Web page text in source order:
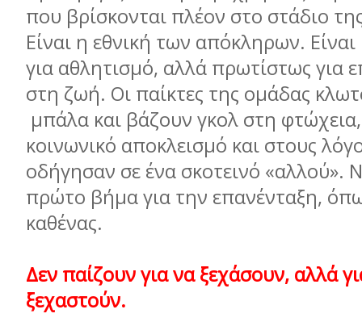
που βρίσκονται πλέον στο στάδιο
Είναι η εθνική των απόκληρων. Είναι
για αθλητισμό, αλλά πρωτίστως για
στη ζωή. Οι παίκτες της ομάδας
μπάλα και βάζουν γκολ στη
κοινωνικό αποκλεισμό και στους
οδήγησαν σε ένα σκοτεινό «αλλού».
πρώτο βήμα για την επανένταξη,
καθένας.
Δεν παίζουν για να ξεχάσουν, αλλά
ξεχαστούν.